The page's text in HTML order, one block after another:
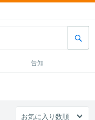
告知